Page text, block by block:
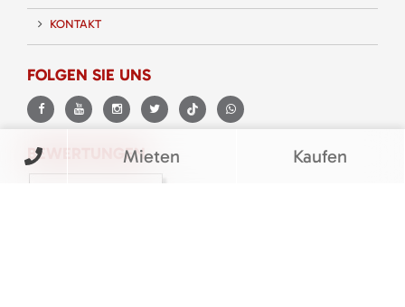
KONTAKT
FOLGEN SIE UNS
BEWERTUNGENMieten Kaufen